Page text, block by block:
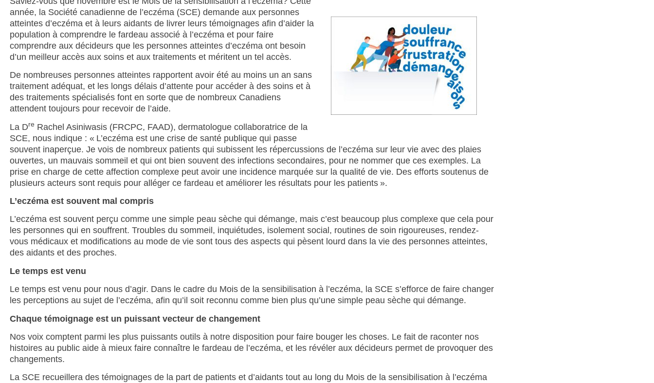
année, la Société canadienne de l’eczéma (SCE) demande aux personnes
atteintes d’eczéma et à leurs aidants de livrer leurs témoignages afin d’aider la
population à comprendre le fardeau associé à l’eczéma et pour faire
comprendre aux décideurs que les personnes atteintes d’eczéma ont besoin
d’un meilleur accès aux soins et aux traitements et méritent un tel accès.
De nombreuses personnes atteintes rapportent avoir été au moins un an sans
traitement adéquat, et les longs délais d’attente pour accéder à des soins et à
des traitements spécialisés font en sorte que de nombreux Canadiens
attendent toujours pour recevoir de l’aide.
La Dre Rachel Asiniwasis (FRCPC, FAAD), dermatologue collaboratrice de la
SCE, nous indique : « L’eczéma est une crise de santé publique qui passe
souvent inaperçue. Je vois de nombreux patients qui subissent les répercussions de l’eczéma sur leur vie avec des plaies
ouvertes, un mauvais sommeil et qui ont bien souvent des infections secondaires, pour ne nommer que ces exemples. La
prise en charge de cette affection complexe peut avoir une incidence marquée sur la qualité de vie. Des efforts soutenus de
plusieurs acteurs sont requis pour alléger ce fardeau et améliorer les résultats pour les patients ».
L’eczéma est souvent mal compris
L’eczéma est souvent perçu comme une simple peau sèche qui démange, mais c’est beaucoup plus complexe que cela pour
les personnes qui en souffrent. Troubles du sommeil, inquiétudes, isolement social, routines de soin rigoureuses, rendez-
vous médicaux et modifications au mode de vie sont tous des aspects qui pèsent lourd dans la vie des personnes atteintes,
des aidants et des proches.
Le temps est venu
Le temps est venu pour nous d’agir. Dans le cadre du Mois de la sensibilisation à l’eczéma, la SCE s’efforce de faire changer
les perceptions au sujet de l’eczéma, afin qu’il soit reconnu comme bien plus qu’une simple peau sèche qui démange.
Chaque témoignage est un puissant vecteur de changement
Nos voix comptent parmi les plus puissants outils à notre disposition pour faire bouger les choses. Le fait de raconter nos
histoires au public aide à mieux faire connaître le fardeau de l’eczéma, et les révéler aux décideurs permet de provoquer des
changements.
La SCE recueillera des témoignages de la part de patients et d’aidants tout au long du Mois de la sensibilisation à l’eczéma